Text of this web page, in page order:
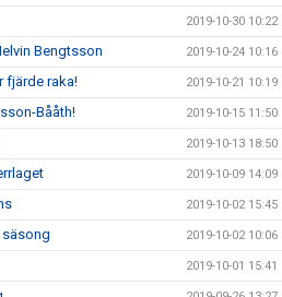
2019-10-30 10:22
Bengtsson 2019-10-24 10:16
fjärde raka! 2019-10-21 10:19
Bååth! 2019-10-15 11:50
2019-10-13 18:50
2019-10-09 14:09
2019-10-02 15:45
säsong 2019-10-02 10:06
2019-10-01 15:41